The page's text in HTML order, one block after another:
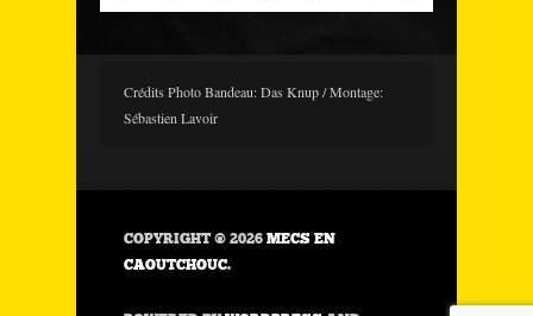
Crédits Photo Bandeau: Das Knup / Montage:
Sébastien Lavoir
COPYRIGHT © 2026 MECS EN
CAOUTCHOUC.